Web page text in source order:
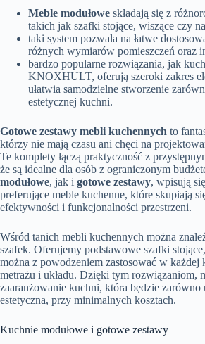
Meble modułowe składają się z
takich jak szafki stojące, wiszące czy
taki system pozwala na łatwe
różnych wymiarów pomieszczeń oraz
bardzo popularne rozwiązania, jak
KNOXHULT, oferują szeroki zakres
ułatwia samodzielne stworzenie
estetycznej kuchni.
Gotowe zestawy mebli kuchennych to
którzy nie mają czasu ani chęci na
Te komplety łączą praktyczność z
że są idealne dla osób z ograniczonym
modułowe, jak i gotowe zestawy, wpisują
preferujące meble kuchenne, które skupiają
efektywności i funkcjonalności przestrzeni.
Wśród tanich mebli kuchennych można
szafek. Oferujemy podstawowe szafki
można z powodzeniem zastosować w każdej
metrażu i układu. Dzięki tym rozwiązaniom,
zaaranżowanie kuchni, która będzie zarówno
estetyczna, przy minimalnych kosztach.
Kuchnie modułowe i gotowe zestawy